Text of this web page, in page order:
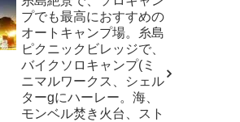
プでも最高におすすめの
オートキャンプ場。糸島
ピクニックビレッジで、
バイクソロキャンプ(ミ
ニマルワークス、シェル
ターgにハーレー。海、
モンベル焚き火台、スト